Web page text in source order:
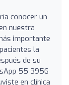
conocer un
nuestra
importante
la
de su
55 3956
en clínica